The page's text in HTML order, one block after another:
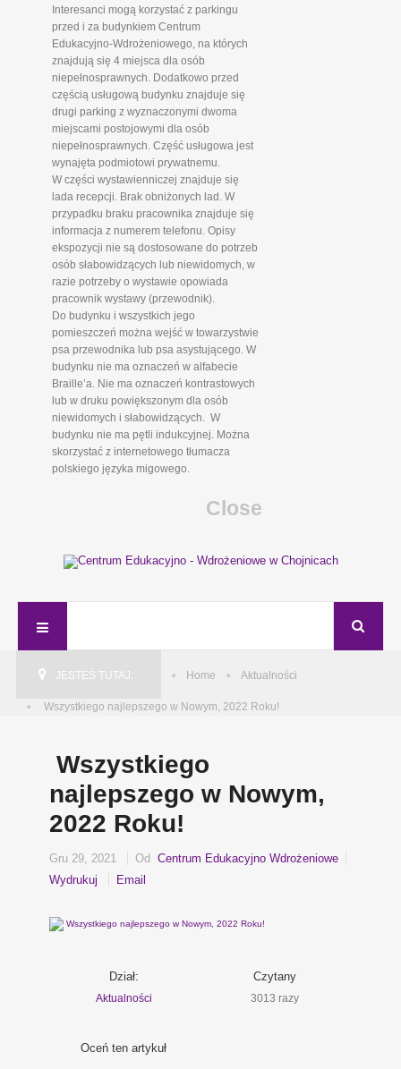
Interesanci mogą korzystać z parkingu
przed i za budynkiem Centrum
Edukacyjno-Wdrożeniowego, na których
znajdują się 4 miejsca dla osób
niepełnosprawnych. Dodatkowo przed
częścią usługową budynku znajduje się
drugi parking z wyznaczonymi dwoma
miejscami postojowymi dla osób
niepełnosprawnych. Część usługowa jest
wynajęta podmiotowi prywatnemu.
W części wystawienniczej znajduje się
lada recepcji. Brak obniżonych lad. W
przypadku braku pracownika znajduje się
informacja z numerem telefonu. Opisy
ekspozycji nie są dostosowane do potrzeb
osób słabowidzących lub niewidomych, w
razie potrzeby o wystawie opowiada
pracownik wystawy (przewodnik).
Do budynku i wszystkich jego
pomieszczeń można wejść w towarzystwie
psa przewodnika lub psa asystującego. W
budynku nie ma oznaczeń w alfabecie
Braille’a. Nie ma oznaczeń kontrastowych
lub w druku powiększonym dla osób
niewidomych i słabowidzących. W
budynku nie ma pętli indukcyjnej. Można
skorzystać z internetowego tłumacza
polskiego języka migowego.
Close
JESTEŚ TUTAJ: Home Aktualności
Wszystkiego najlepszego w Nowym, 2022 Roku!
Wszystkiego
najlepszego w Nowym,
2022 Roku!
Gru 29, 2021 OdCentrum Edukacyjno Wdrożeniowe
Wydrukuj
Email
Dział:
Aktualności
Czytany
3013 razy
Oceń ten artykuł